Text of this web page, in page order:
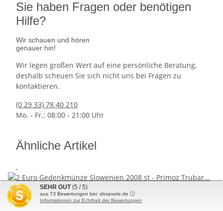
Sie haben Fragen oder benötigen
Hilfe?
Wir schauen und hören
genauer hin!
Wir legen großen Wert auf eine persönliche Beratung,
deshalb scheuen Sie sich nicht uns bei Fragen zu
kontaktieren.
(0 29 33) 78 40 210
Mo. - Fr.: 08:00 - 21:00 Uhr
Ähnliche Artikel
SEHR GUT (5 / 5)
aus 73 Bewertungen bei: shopvote.de ⓘ
Informationen zur Echtheit der Bewertungen